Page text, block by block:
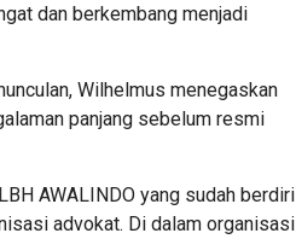
dan berkembang menjadi
Wilhelmus menegaskan
panjang sebelum resmi
AWALINDO yang sudah berdiri
advokat. Di dalam organisasi